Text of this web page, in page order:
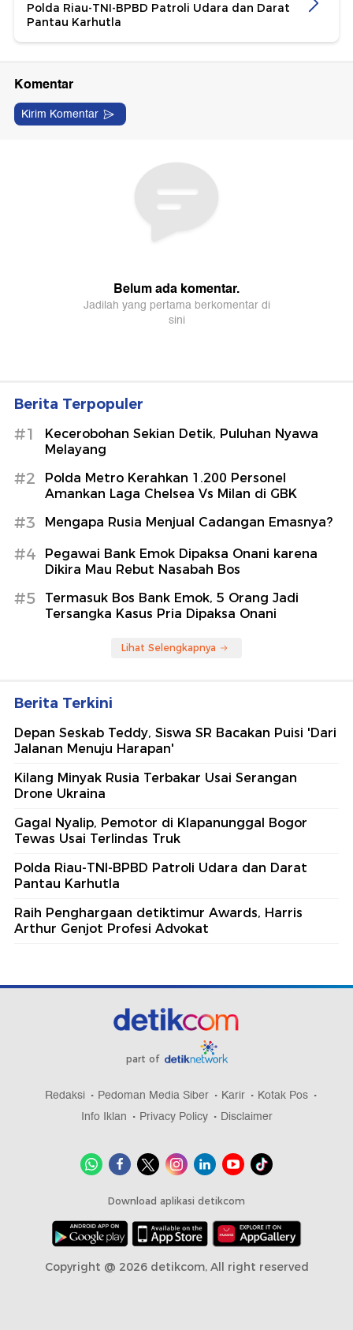
Polda Riau-TNI-BPBD Patroli Udara dan Darat
Pantau Karhutla
Berita Terpopuler
#1
Kecerobohan Sekian Detik, Puluhan Nyawa
Melayang
#2
Polda Metro Kerahkan 1.200 Personel
Amankan Laga Chelsea Vs Milan di GBK
#3 Mengapa Rusia Menjual Cadangan Emasnya?
#4
Pegawai Bank Emok Dipaksa Onani karena
Dikira Mau Rebut Nasabah Bos
#5
Termasuk Bos Bank Emok, 5 Orang Jadi
Tersangka Kasus Pria Dipaksa Onani
Lihat Selengkapnya
Berita Terkini
Depan Seskab Teddy, Siswa SR Bacakan Puisi 'Dari
Jalanan Menuju Harapan'
Kilang Minyak Rusia Terbakar Usai Serangan
Drone Ukraina
Gagal Nyalip, Pemotor di Klapanunggal Bogor
Tewas Usai Terlindas Truk
Polda Riau-TNI-BPBD Patroli Udara dan Darat
Pantau Karhutla
Raih Penghargaan detiktimur Awards, Harris
Arthur Genjot Profesi Advokat
part of
Redaksi Pedoman Media Siber Karir
Kotak Pos
Info Iklan
Privacy Policy Disclaimer
Download aplikasi detikcom
Copyright @ 2026 detikcom, All right reserved